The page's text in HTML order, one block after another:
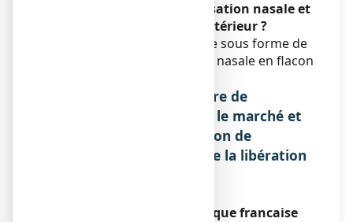
solution pour pulvérisation nasale et
contenu de l’emballage extérieur ?
Ce médicament se présente sous forme de
solution pour pulvérisation nasale en flacon
Nom et adresse du titulaire de
l'autorisation de mise sur le marché et
du titulaire de l'autorisation de
fabrication responsable de la libération
cooperation pharmaceutique francaise